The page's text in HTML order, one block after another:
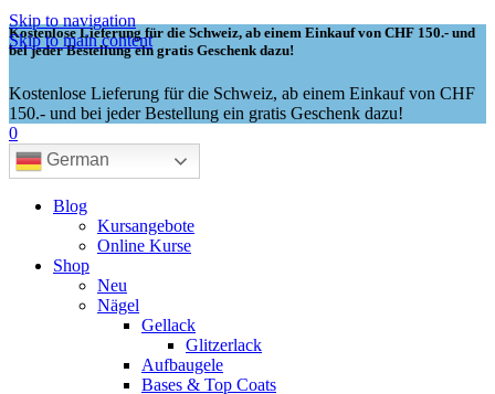
Skip to navigation
Skip to main content
Kostenlose Lieferung für die Schweiz, ab einem Einkauf von CHF 150.- und
bei jeder Bestellung ein gratis Geschenk dazu!
Kostenlose Lieferung für die Schweiz, ab einem Einkauf von CHF
150.- und bei jeder Bestellung ein gratis Geschenk dazu!
0
German
Blog
Kursangebote
Online Kurse
Shop
Neu
Nägel
Gellack
Glitzerlack
Aufbaugele
Bases & Top Coats